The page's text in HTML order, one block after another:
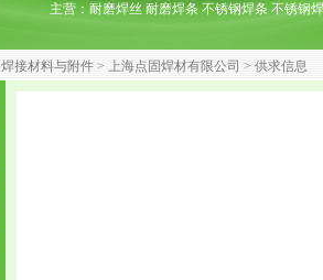
主营： 耐磨焊丝 耐磨焊条 不锈钢焊条 不锈钢
焊接材料与附件 > 上海点固焊材有限公司 > 供求信息